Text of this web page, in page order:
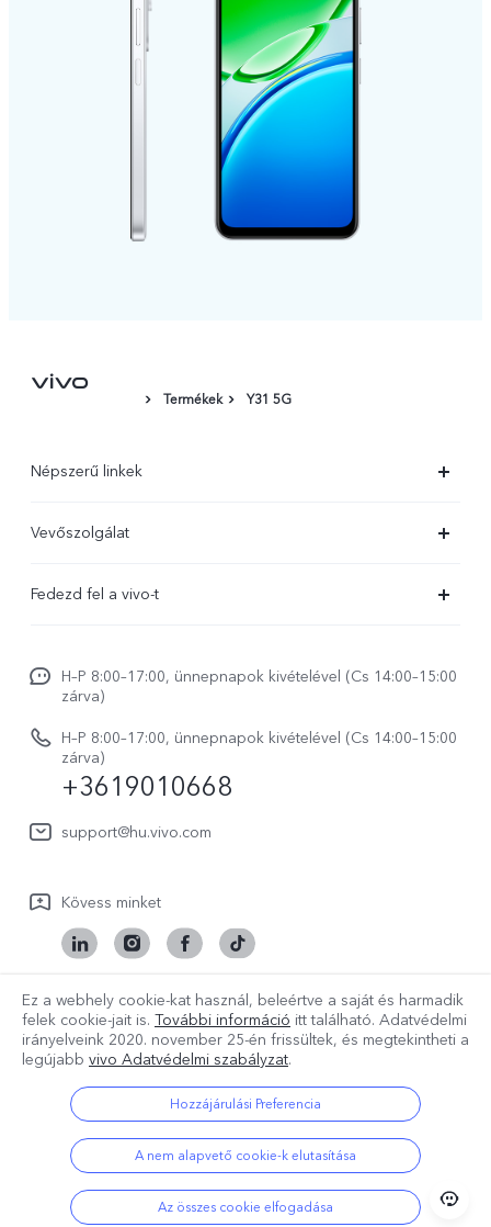
Termékek Y31 5G
Népszerű linkek
X300 Pro
V70 FE
Y31 5G
vivo Buds Air3
Vevőszolgálat
Rendszerfrissítés
vivo Jótállási Politika
Vevőszolgálati adatvédelmi nyilatkozat
LUT-ok letöltése a Log helyreállításához
Fedezd fel a vivo-t
Jogi szabályozás
Rólunk
vivo Személyes Adatok Védelme
H–P 8:00–17:00, ünnepnapok kivételével (Cs 14:00–15:00
zárva)
H–P 8:00–17:00, ünnepnapok kivételével (Cs 14:00–15:00
zárva)
+3619010668
support@hu.vivo.com
Kövess minket
Hungary | Válasszon országot/régiót
Copyright © 2026 vivo Mobile Communication Co.,Ltd.Minden jog
Adatvédelmi szabályzat
| Cookie szabályozás |
Adatvédelmi támogatás | A vivo adatokra vonatkozó irányelve
Cookie beállítások
Ez a webhely cookie-kat használ, beleértve a saját és harmadik
felek cookie-jait is. További információ itt található. Adatvédelmi
irányelveink 2020. november 25-én frissültek, és megtekintheti a
legújabb vivo Adatvédelmi szabályzat.
Hozzájárulási Preferencia
A nem alapvető cookie-k elutasítása
Az összes cookie elfogadása